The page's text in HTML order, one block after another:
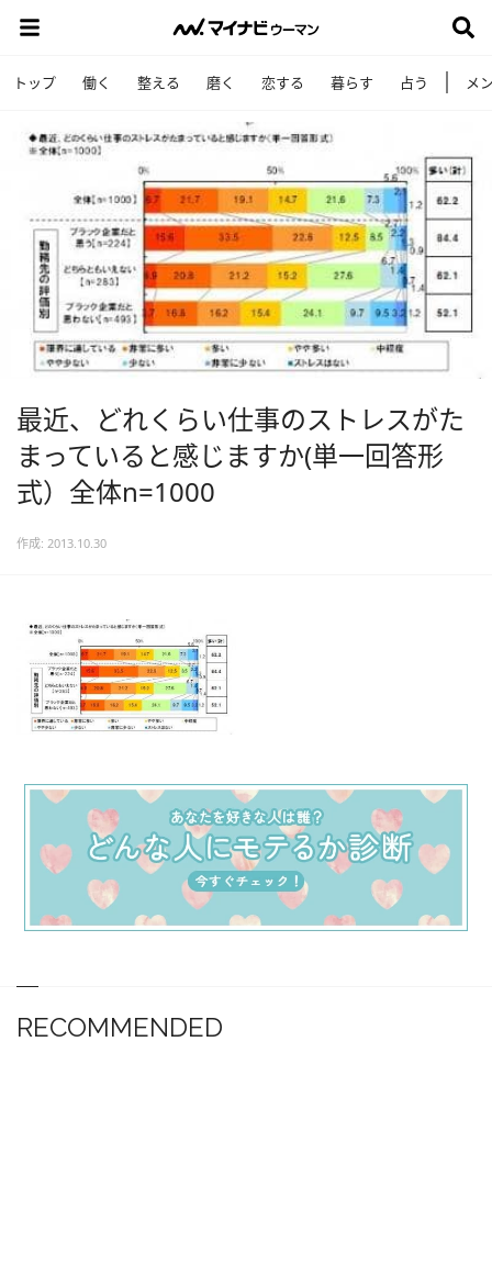
トップ 働く 整える 磨く 恋する 暮らす 占う メ
最近、どれくらい仕事のストレスがた
まっていると感じますか(単一回答形
式）全体n=1000
作成: 2013.10.30
RECOMMENDED